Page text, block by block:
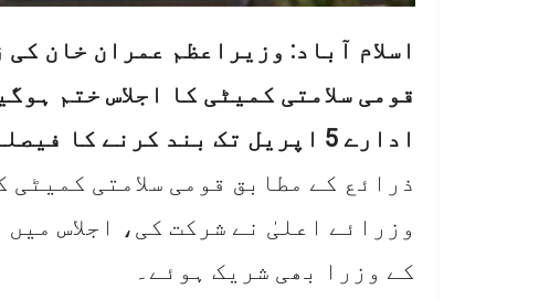
اسلام آباد: وزیراعظم عمران خان
قومی سلامتی کمیٹی کا اجلاس ختم
ادارے 5 اپریل تک بند کرنے کا فیصلہ کیا گیا ہے۔
ذرائع کے مطابق قومی سلامتی کمیٹی
وزرائے اعلیٰ نے شرکت کی، اجلاس
کے وزرا بھی شریک ہوئے۔